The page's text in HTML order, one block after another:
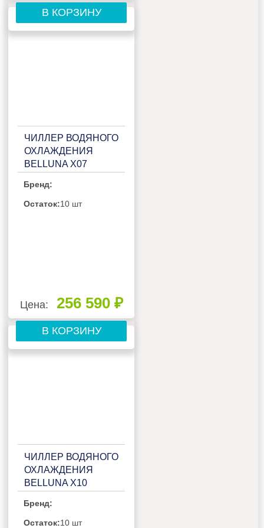
В КОРЗИНУ
ЧИЛЛЕР ВОДЯНОГО
ОХЛАЖДЕНИЯ
BELLUNA X07
Бренд:
Остаток:10 шт
Цена: 256 590 ₽
В КОРЗИНУ
ЧИЛЛЕР ВОДЯНОГО
ОХЛАЖДЕНИЯ
BELLUNA X10
Бренд:
Остаток:10 шт